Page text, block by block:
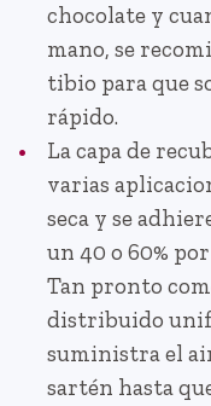
chocolate y
mano, se
tibio para que
rápido.
La capa de
varias
seca y se
un 40 o 60%
Tan pronto
distribuido
suministra el
sartén hasta